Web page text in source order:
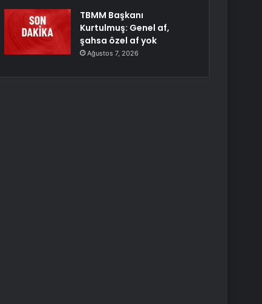
TBMM Başkanı
Kurtulmuş: Genel af,
şahsa özel af yok
Ağustos 7, 2026